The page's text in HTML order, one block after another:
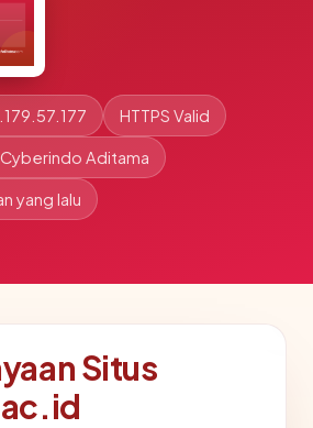
HTTPS Valid
Aditama
yang lalu
Situs